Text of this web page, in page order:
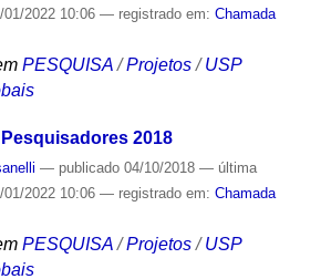
2022 10:06 — registrado em: Chamada
PESQUISA /Projetos/USP
2018
— publicado04/10/2018 — última
2022 10:06 — registrado em: Chamada
PESQUISA /Projetos/USP